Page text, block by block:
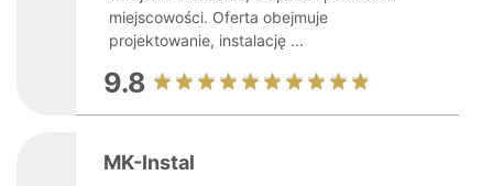
miejscowości. Oferta obejmuje
projektowanie, instalację ...
9.8
MK-Instal